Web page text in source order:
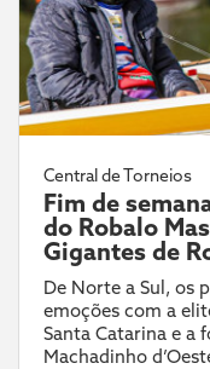
Central de Torneios
Fim de
do Robalo
Gigantes de
De Norte a Sul, os
emoções com a
Santa Catarina e a
Machadinho